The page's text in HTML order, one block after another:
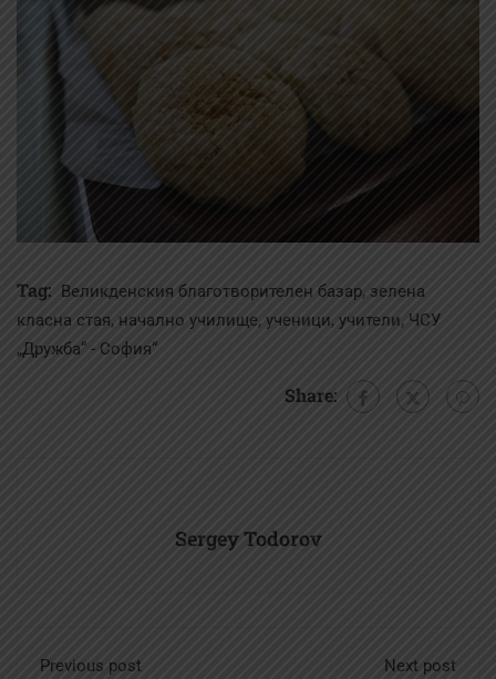
Tag: Великденския благотворителен базар, зелена
класна стая, начално училище, ученици, учители, ЧСУ
„Дружба“ - София“
Share:
Sergey Todorov
Previous post Next post